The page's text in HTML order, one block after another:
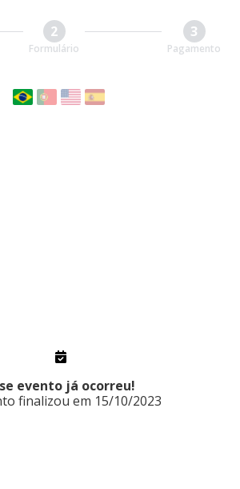
2
Formulário
3
Pagamento
evento já ocorreu!
finalizou em 15/10/2023